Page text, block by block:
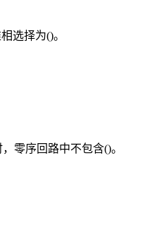
选择为()。
零序回路中不包含()。